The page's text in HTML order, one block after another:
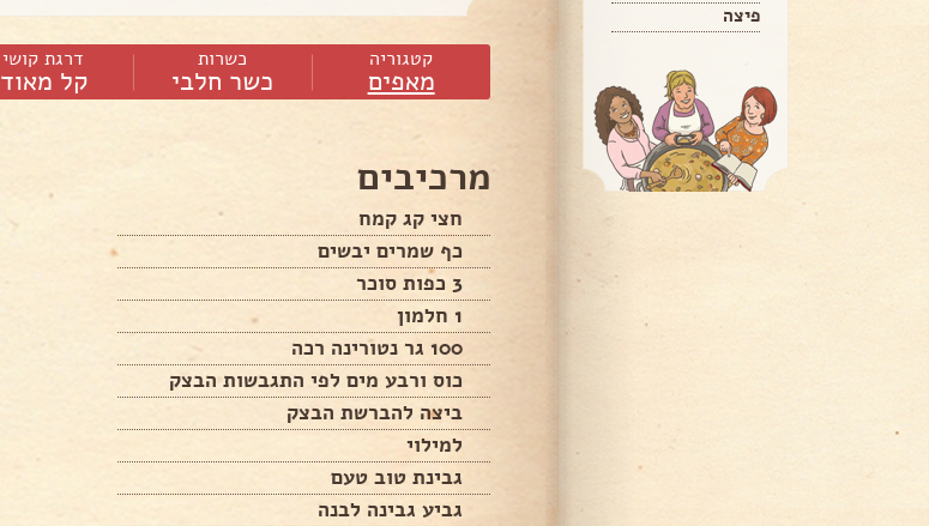
פיצה
קטגוריה
מאפים
כשרות
כשר חלבי
דרגת קושי
קל מאוד
מרכיבים
חצי קג קמח
כף שמרים יבשים
3 כפות סוכר
1 חלמון
100 גר נטורינה רכה
כוס ורבע מים לפי התגבשות הבצק
ביצה להברשת הבצק
למילוי
גבינת טוב טעם
גביע גבינה לבנה